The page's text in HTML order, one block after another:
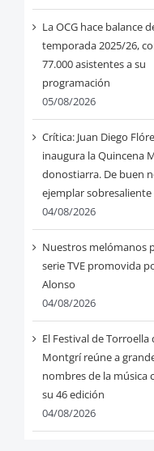
La OCG hace balance
temporada 2025/26,
77.000 asistentes a su
programación
05/08/2026
Crítica: Juan Diego
inaugura la Quincena
donostiarra. De buen
ejemplar sobresaliente
04/08/2026
Nuestros melómanos
serie TVE promovida
Alonso
04/08/2026
El Festival de Torroella
Montgrí reúne a
nombres de la música
su 46 edición
04/08/2026